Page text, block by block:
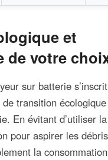
et
de votre
sur batterie
transition
En évitant d’utiliser
pour aspirer les
la